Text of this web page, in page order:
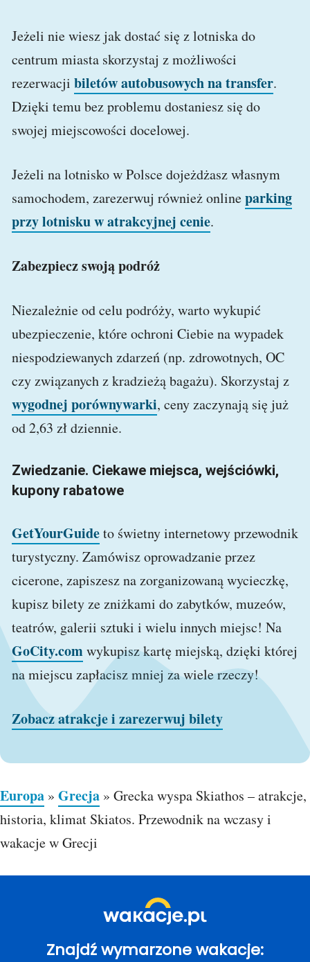
Jeżeli nie wiesz jak dostać się z lotniska do
centrum miasta skorzystaj z możliwości
rezerwacji biletów autobusowych na transfer.
Dzięki temu bez problemu dostaniesz się do
swojej miejscowości docelowej.
Jeżeli na lotnisko w Polsce dojeżdżasz własnym
samochodem, zarezerwuj również onlineparking
przy lotnisku w atrakcyjnej cenie.
Zabezpiecz swoją podróż
Niezależnie od celu podróży, warto wykupić
ubezpieczenie, które ochroni Ciebie na wypadek
niespodziewanych zdarzeń (np. zdrowotnych, OC
czy związanych z kradzieżą bagażu). Skorzystaj z
wygodnej porównywarki, ceny zaczynają się już
od 2,63 zł dziennie.
Zwiedzanie. Ciekawe miejsca, wejściówki,
kupony rabatowe
GetYourGuideto świetny internetowy przewodnik
turystyczny. Zamówisz oprowadzanie przez
cicerone, zapiszesz na zorganizowaną wycieczkę,
kupisz bilety ze zniżkami do zabytków, muzeów,
teatrów, galerii sztuki i wielu innych miejsc! Na
GoCity.comwykupisz kartę miejską, dzięki której
na miejscu zapłacisz mniej za wiele rzeczy!
Zobacz atrakcje i zarezerwuj bilety
Europa » Grecja » Grecka wyspa Skiathos – atrakcje,
historia, klimat Skiatos. Przewodnik na wczasy i
wakacje w Grecji
Znajdź wymarzone wakacje: